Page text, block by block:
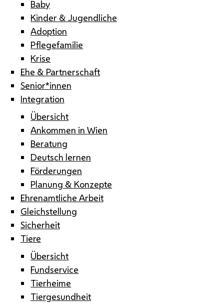
Baby
Kinder & Jugendliche
Adoption
Pflegefamilie
Krise
Ehe & Partnerschaft
Senior*innen
Integration
Übersicht
Ankommen in Wien
Beratung
Deutsch lernen
Förderungen
Planung & Konzepte
Ehrenamtliche Arbeit
Gleichstellung
Sicherheit
Tiere
Übersicht
Fundservice
Tierheime
Tiergesundheit